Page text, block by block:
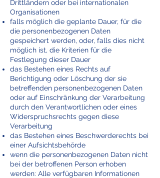
Drittländern oder bei internationalen
Organisationen
falls möglich die geplante Dauer, für die
die personenbezogenen Daten
gespeichert werden, oder, falls dies nicht
möglich ist, die Kriterien für die
Festlegung dieser Dauer
das Bestehen eines Rechts auf
Berichtigung oder Löschung der sie
betreffenden personenbezogenen Daten
oder auf Einschränkung der Verarbeitung
durch den Verantwortlichen oder eines
Widerspruchsrechts gegen diese
Verarbeitung
das Bestehen eines Beschwerderechts bei
einer Aufsichtsbehörde
wenn die personenbezogenen Daten nicht
bei der betroffenen Person erhoben
werden: Alle verfügbaren Informationen